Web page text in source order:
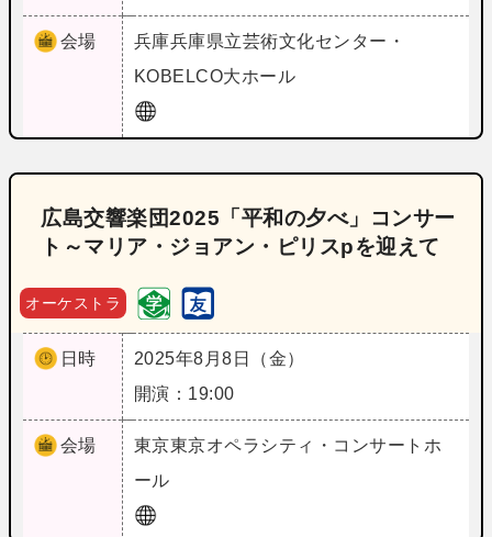
会場 兵庫兵庫県立芸術文化センター・
KOBELCO大ホール
広島交響楽団2025「平和の夕べ」コンサー
ト～マリア・ジョアン・ピリスpを迎えて
オーケストラ
日時
2025年8月8日（金）
開演：19:00
会場 東京東京オペラシティ・コンサートホ
ール